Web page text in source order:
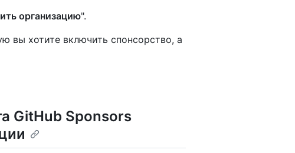
организацию".
вы хотите включить спонсорство, а
GitHub Sponsors